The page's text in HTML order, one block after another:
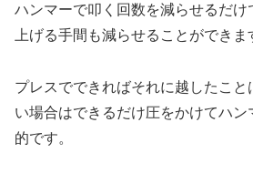
ハンマーで叩く回数を減らせるだ
上げる手間も減らせることができま
プレスでできればそれに越したこ
い場合はできるだけ圧をかけてハ
的です。